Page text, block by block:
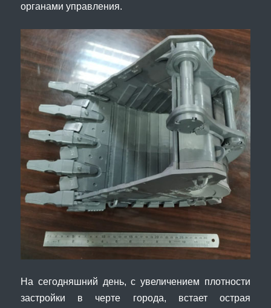
органами управления.
На сегодняшний день, с увеличением плотности
застройки в черте города, встает острая